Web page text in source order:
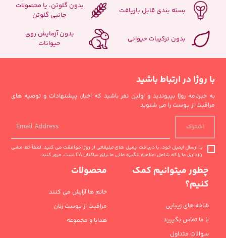
بسته بندی قابل بازیافت
بدون گلوتن، یا محصولات
جانبی گلوتن
بدون ترکیبات حیوانی
بدون آزمایش روی
حیوانات
با روژا در ارتباط باشید
به خبرنامه روژا بپیوندید و اولین نفر باشید که اخبار، پیشنهادات و توصیه های
مراقبت از پوست را می شنوید
اشتراک
با ارسال ایمیل خود، با دریافت ایمیل های تبلیغاتی از روژا موافقت می کنید. لطفاً خط مشی
رازداری ما را که شامل اعلامیه انگیزه مالی ما برای ساکنان CA است، مرور کنید.
چطور میتوانیم کمک
کنیم؟
شاخه های زیبایی
با ما تماس بگیرید
سوالات متداول
محصولات
خانم ها آرایش می کنند
مراقبت از پوست زنان
هدایا و مجموعه